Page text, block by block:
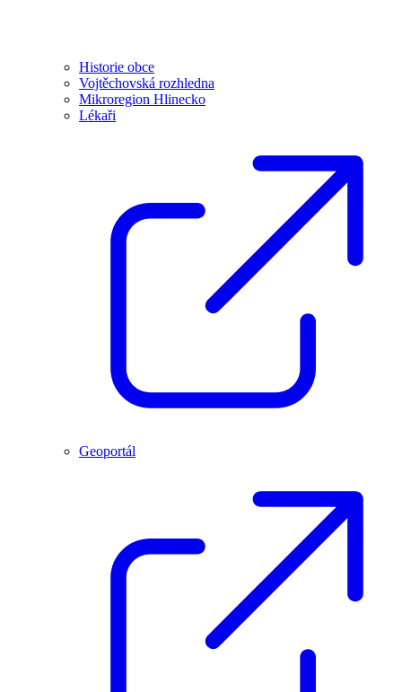
Historie obce
Vojtěchovská rozhledna
Mikroregion Hlinecko
Lékaři
Geoportál